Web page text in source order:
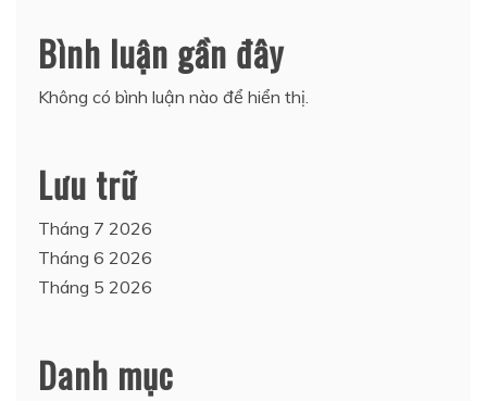
Bình luận gần đây
Không có bình luận nào để hiển thị.
Lưu trữ
Tháng 7 2026
Tháng 6 2026
Tháng 5 2026
Danh mục